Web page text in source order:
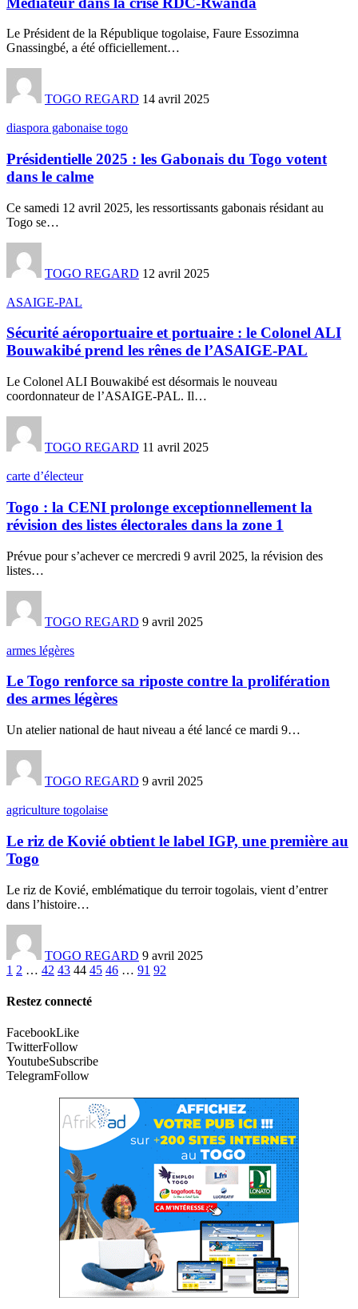
Le Président de la République togolaise, Faure Essozimna
Gnassingbé, a été officiellement…
TOGO REGARD 14 avril 2025
diaspora gabonaise togo
Présidentielle 2025 : les Gabonais du Togo votent
dans le calme
Ce samedi 12 avril 2025, les ressortissants gabonais résidant au
Togo se…
TOGO REGARD 12 avril 2025
ASAIGE-PAL
Sécurité aéroportuaire et portuaire : le Colonel ALI
Bouwakibé prend les rênes de l’ASAIGE-PAL
Le Colonel ALI Bouwakibé est désormais le nouveau
coordonnateur de l’ASAIGE-PAL. Il…
TOGO REGARD 11 avril 2025
carte d’électeur
Togo : la CENI prolonge exceptionnellement la
révision des listes électorales dans la zone 1
Prévue pour s’achever ce mercredi 9 avril 2025, la révision des
listes…
TOGO REGARD 9 avril 2025
armes légères
Le Togo renforce sa riposte contre la prolifération
des armes légères
Un atelier national de haut niveau a été lancé ce mardi 9…
TOGO REGARD 9 avril 2025
agriculture togolaise
Le riz de Kovié obtient le label IGP, une première au
Togo
Le riz de Kovié, emblématique du terroir togolais, vient d’entrer
dans l’histoire…
TOGO REGARD 9 avril 2025
1 2 … 42 43 44 45 46 … 91 92
Restez connecté
FacebookLike
TwitterFollow
YoutubeSubscribe
TelegramFollow